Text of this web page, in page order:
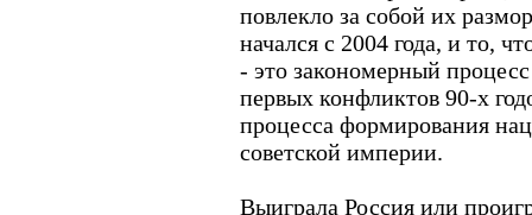
повлекло за собой их
начался с 2004 года, и то,
- это закономерный
первых конфликтов 90-х
процесса формирования
советской империи.
Выиграла Россия или